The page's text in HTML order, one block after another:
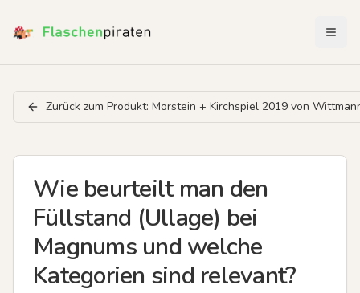
Zurück zum Produkt: Morstein + Kirchspiel 2019 von
Wie beurteilt man den
Füllstand (Ullage) bei
Magnums und welche
Kategorien sind relevant?